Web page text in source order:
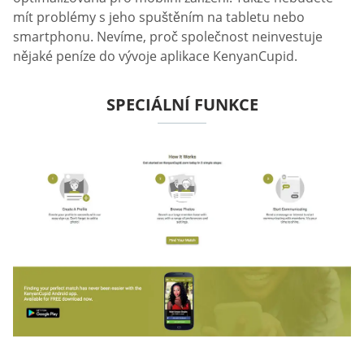
mít problémy s jeho spuštěním na tabletu nebo
smartphonu. Nevíme, proč společnost neinvestuje
nějaké peníze do vývoje aplikace KenyanCupid.
SPECIÁLNÍ FUNKCE